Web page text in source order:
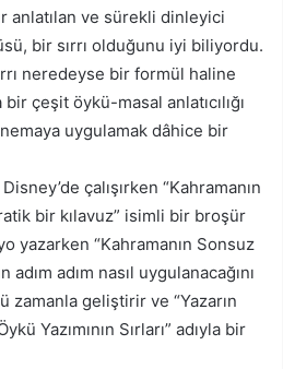
anlatılan ve sürekli dinleyici
bir sırrı olduğunu iyi biliyordu.
neredeyse bir formül haline
çeşit öykü-masal anlatıcılığı
uygulamak dâhice bir
çalışırken “Kahramanın
bir kılavuz” isimli bir broşür
yazarken “Kahramanın Sonsuz
adım nasıl uygulanacağını
zamanla geliştirir ve “Yazarın
Yazımının Sırları” adıyla bir